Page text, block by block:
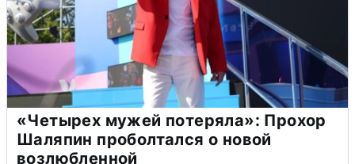
«Четырех мужей потеряла»: Прохор
Шаляпин проболтался о новой
возлюбленной